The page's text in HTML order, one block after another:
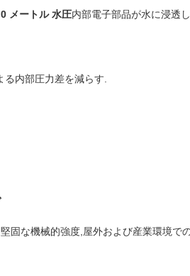
メートル 水圧内部電子部品が水に浸透
内部圧力差を減らす.
固な機械的強度,屋外および産業環境で